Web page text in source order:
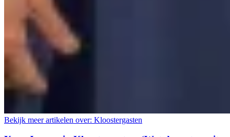
Bekijk meer artikelen over: Kloostergasten